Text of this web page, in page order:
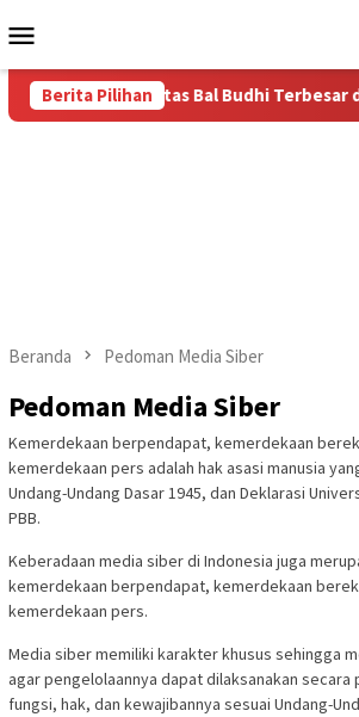
ke
Mobile
Berita Pilihan
Miliki Komunitas Bal Budhi Terbesar
Beranda Pedoman Media Siber
Pedoman Media Siber
Kemerdekaan berpendapat, kemerdekaan
kemerdekaan pers adalah hak asasi manusia
Undang-Undang Dasar 1945, dan Deklarasi
PBB.
Keberadaan media siber di Indonesia juga
kemerdekaan berpendapat, kemerdekaan
kemerdekaan pers.
Media siber memiliki karakter khusus sehingga
agar pengelolaannya dapat dilaksanakan
fungsi, hak, dan kewajibannya sesuai Undang-